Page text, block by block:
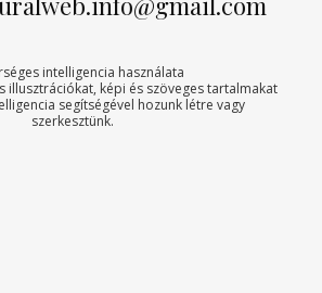
intelligencia használata
illusztrációkat, képi és szöveges tartalmakat
segítségével hozunk létre vagy
szerkesztünk.